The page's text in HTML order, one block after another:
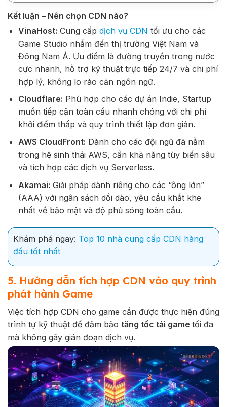
Kết luận – Nên chọn CDN nào?
VinaHost: Cung cấp dịch vụ CDN tối ưu cho các
Game Studio nhắm đến thị trường Việt Nam và
Đông Nam Á. Ưu điểm là đường truyền trong nước
cực nhanh, hỗ trợ kỹ thuật trực tiếp 24/7 và chi phí
hợp lý, không lo rào cản ngôn ngữ.
Cloudflare: Phù hợp cho các dự án Indie, Startup
muốn tiếp cận toàn cầu nhanh chóng với chi phí
khởi điểm thấp và quy trình thiết lập đơn giản.
AWS CloudFront: Dành cho các đội ngũ đã nằm
trong hệ sinh thái AWS, cần khả năng tùy biến sâu
và tích hợp các dịch vụ Serverless.
Akamai: Giải pháp dành riêng cho các “ông lớn”
(AAA) với ngân sách dồi dào, yêu cầu khắt khe
nhất về bảo mật và độ phủ sóng toàn cầu.
Khám phá ngay: Top 10 nhà cung cấp CDN hàng
đầu tốt nhất
5. Hướng dẫn tích hợp CDN vào quy trình
phát hành Game
Việc tích hợp CDN cho game cần được thực hiện đúng
trình tự kỹ thuật để đảm bảo tăng tốc tải game tối đa
mà không gây gián đoạn dịch vụ.